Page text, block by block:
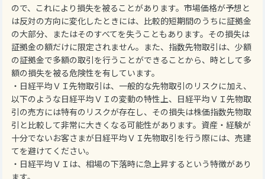
ので、これにより損失を被ることがあります。市場価格が予想と
は反対の方向に変化したときには、比較的短期間のうちに証拠金
の大部分、またはそのすべてを失うこともあります。その損失は
証拠金の額だけに限定されません。また、指数先物取引は、少額
の証拠金で多額の取引を行うことができることから、時として多
額の損失を被る危険性を有しています。
・日経平均ＶＩ先物取引は、一般的な先物取引のリスクに加え、
以下のような日経平均ＶＩの変動の特性上、日経平均ＶＩ先物取
引の売方には特有のリスクが存在し、その損失は株価指数先物取
引と比較して非常に大きくなる可能性があります。資産・経験が
十分でないお客さまが日経平均ＶＩ先物取引を行う際には、売建
てを避けてください。
・日経平均ＶＩは、相場の下落時に急上昇するという特徴があり